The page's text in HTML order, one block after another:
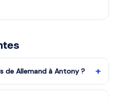
de Allemand à Antony ? +
matière, du niveau et de la